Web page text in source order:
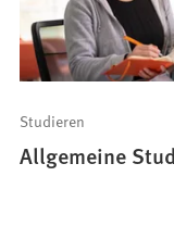
Studieren
Allgemeine